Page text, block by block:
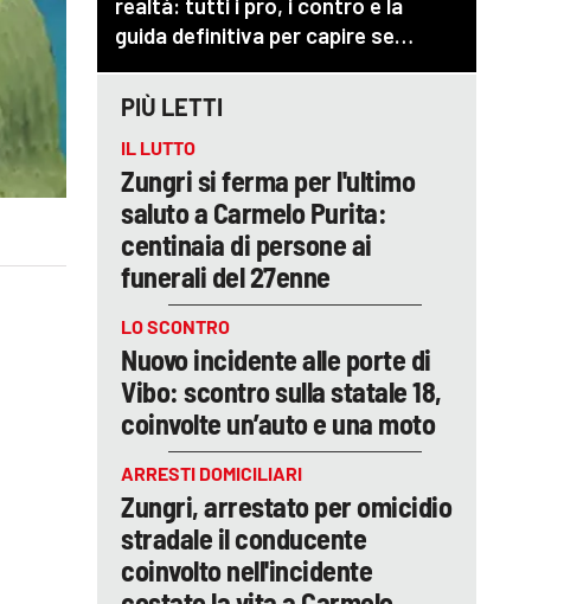
PIÙ LETTI
IL LUTTO
Zungri si ferma per l'ultimo
saluto a Carmelo Purita:
centinaia di persone ai
funerali del 27enne
LO SCONTRO
Nuovo incidente alle porte di
Vibo: scontro sulla statale 18,
coinvolte un’auto e una moto
ARRESTI DOMICILIARI
Zungri, arrestato per omicidio
stradale il conducente
coinvolto nell'incidente